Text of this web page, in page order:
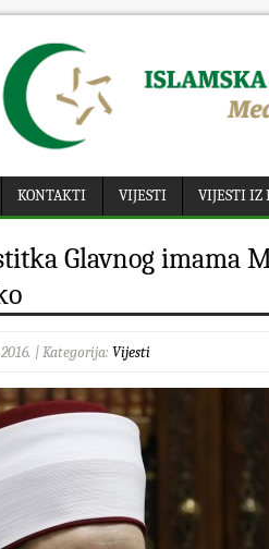
KONTAKTI VIJESTI VIJESTI IZ
Glavnog imama
| Kategorija: Vijesti